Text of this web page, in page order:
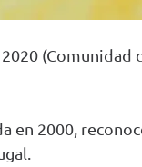
en 2000,